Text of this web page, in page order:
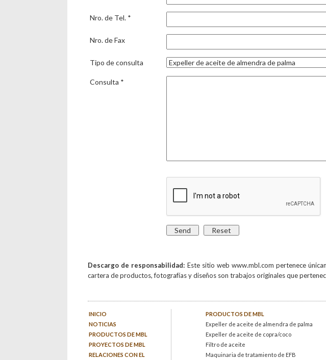
Nro. de Tel. *
Nro. de Fax
Tipo de consulta
Consulta *
Descargo de responsabilidad: Este sitio web www.mbl.com pertenece
cartera de productos, fotografías y diseños son trabajos originales que
INICIO
NOTICIAS
PRODUCTOS DE MBL
PROYECTOS DE MBL
RELACIONES CON EL
PRODUCTOS DE MBL
Expeller de aceite de almendra de palma
Expeller de aceite de copra/coco
Filtro de aceite
Maquinaria de tratamiento de EFB